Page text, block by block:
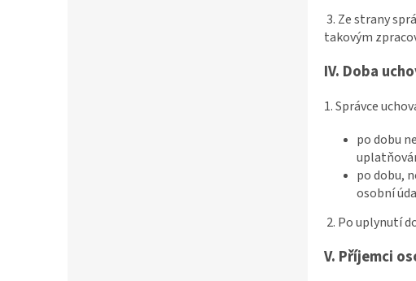
3. Ze strany
takovým
IV. Doba
1. Správce
po dobu
po dobu,
osobní
2. Po uplynutí
V. Příjemci